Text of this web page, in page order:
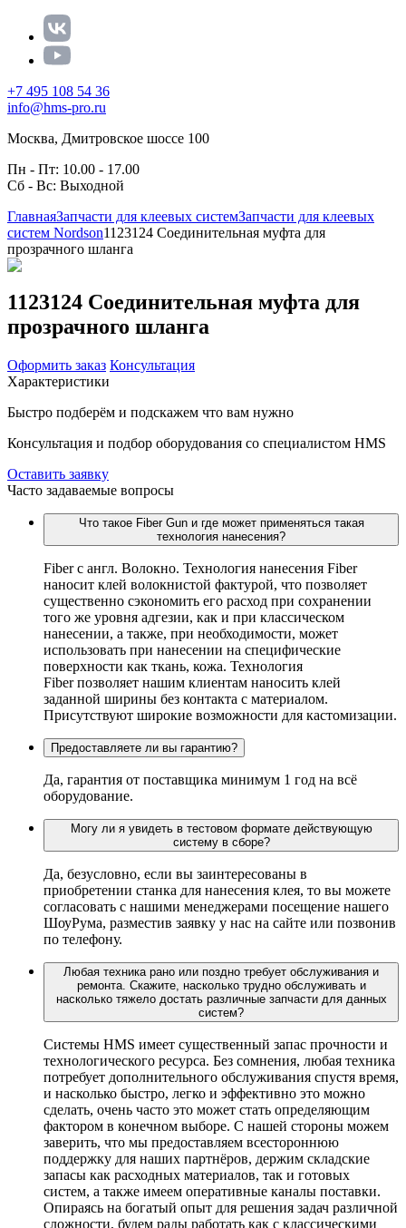
+7 495 108 54 36
info@hms-pro.ru
Москва, Дмитровское шоссе 100
Пн - Пт: 10.00 - 17.00
Сб - Вс: Выходной
ГлавнаяЗапчасти для клеевых системЗапчасти для клеевых
систем Nordson1123124 Соединительная муфта для
прозрачного шланга
1123124 Соединительная муфта для
прозрачного шланга
Оформить заказ Консультация
Характеристики
Быстро подберём и подскажем что вам нужно
Консультация и подбор оборудования со специалистом HMS
Оставить заявку
Часто задаваемые вопросы
Что такое Fiber Gun и где может применяться такая
технология нанесения?
Fiber c англ. Волокно. Технология нанесения Fiber
наносит клей волокнистой фактурой, что позволяет
существенно сэкономить его расход при сохранении
того же уровня адгезии, как и при классическом
нанесении, а также, при необходимости, может
использовать при нанесении на специфические
поверхности как ткань, кожа. Технология
Fiber позволяет нашим клиентам наносить клей
заданной ширины без контакта с материалом.
Присутствуют широкие возможности для кастомизации.
Предоставляете ли вы гарантию?
Да, гарантия от поставщика минимум 1 год на всё
оборудование.
Могу ли я увидеть в тестовом формате действующую
систему в сборе?
Да, безусловно, если вы заинтересованы в
приобретении станка для нанесения клея, то вы можете
согласовать с нашими менеджерами посещение нашего
ШоуРума, разместив заявку у нас на сайте или позвонив
по телефону.
Любая техника рано или поздно требует обслуживания и
ремонта. Скажите, насколько трудно обслуживать и
насколько тяжело достать различные запчасти для данных
систем?
Системы HMS имеет существенный запас прочности и
технологического ресурса. Без сомнения, любая техника
потребует дополнительного обслуживания спустя время,
и насколько быстро, легко и эффективно это можно
сделать, очень часто это может стать определяющим
фактором в конечном выборе. С нашей стороны можем
заверить, что мы предоставляем всестороннюю
поддержку для наших партнёров, держим складские
запасы как расходных материалов, так и готовых
систем, а также имеем оперативные каналы поставки.
Опираясь на богатый опыт для решения задач различной
сложности, будем рады работать как с классическими